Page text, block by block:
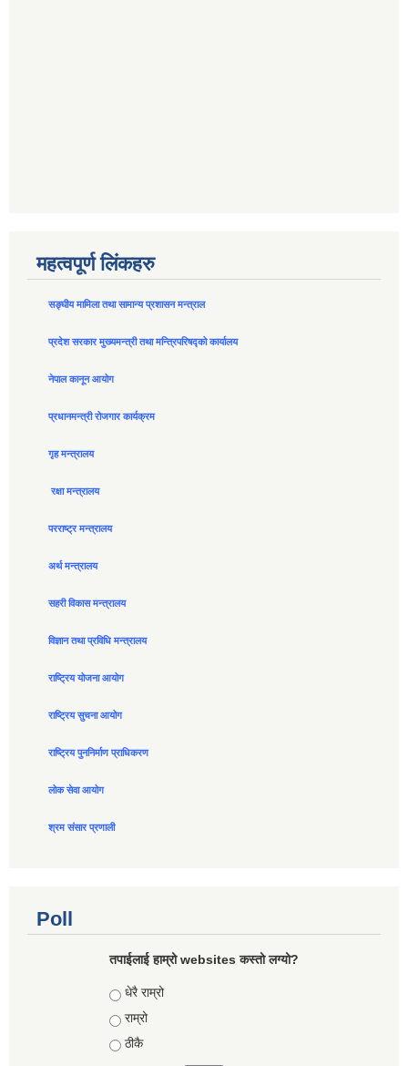
महत्वपूर्ण लिंकहरु
सङ्घीय मामिला तथा सामान्य प्रशासन मन्त्राल
प्रदेश सरकार मुख्यमन्त्री तथा मन्त्रिपरिषद्को कार्यालय
नेपाल कानून आयोग
प्रधानमन्त्री रोजगार कार्यक्रम
गृह मन्त्रालय
रक्षा मन्त्रालय
परराष्ट्र मन्त्रालय
अर्थ मन्त्रालय
सहरी विकास मन्त्रालय
विज्ञान तथा प्रविधि मन्त्रालय
राष्ट्रिय योजना आयोग
राष्ट्रिय सुचना आयोग
राष्ट्रिय पुननिर्माण प्राधिकरण
लोक सेवा आयोग
श्रम संसार प्रणाली
Poll
तपाईलाई हाम्रो websites कस्तो लग्यो?
Choices
धेरै राम्रो
राम्रो
ठीकै